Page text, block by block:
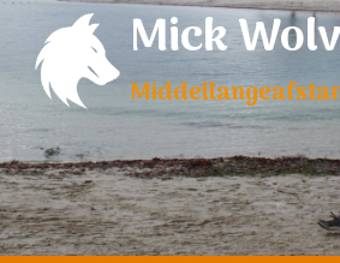
Mick